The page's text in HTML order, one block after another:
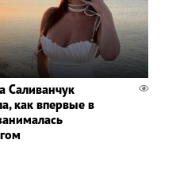
Саливанчук
как впервые в